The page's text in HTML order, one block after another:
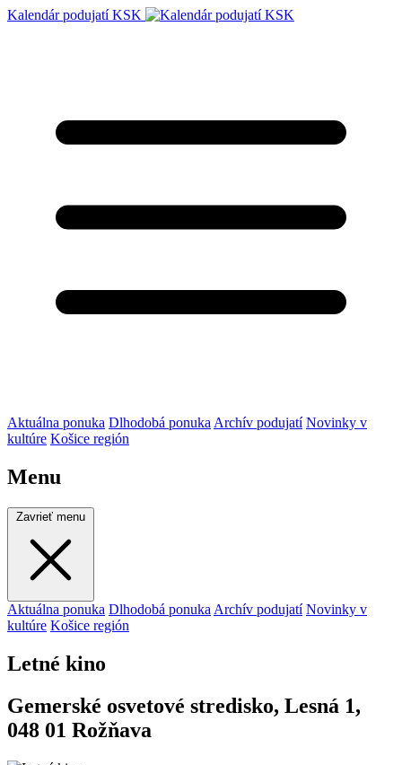
Kalendár podujatí KSK
Aktuálna ponuka Dlhodobá ponuka Archív podujatí Novinky v
kultúre Košice región
Menu
Zavrieť menu
Aktuálna ponuka Dlhodobá ponuka Archív podujatí Novinky v
kultúre Košice región
Letné kino
Gemerské osvetové stredisko, Lesná 1,
048 01 Rožňava